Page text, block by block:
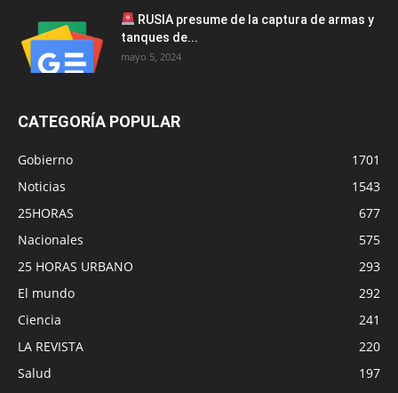
RUSIA presume de la captura de armas y
tanques de...
mayo 5, 2024
CATEGORÍA POPULAR
Gobierno
1701
Noticias
1543
25HORAS
677
Nacionales
575
25 HORAS URBANO
293
El mundo
292
Ciencia
241
LA REVISTA
220
Salud
197